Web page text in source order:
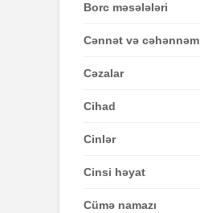
Borc məsələləri
Cənnət və cəhənnəm
Cəzalar
Cihad
Cinlər
Cinsi həyat
Cümə namazı